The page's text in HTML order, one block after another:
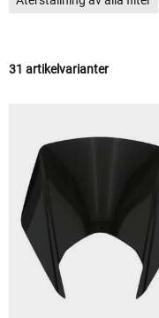
31 artikelvarianter